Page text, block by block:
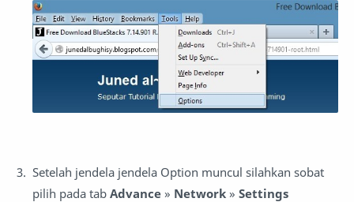
Setelah jendela jendela Option muncul silahkan sobat
pilih pada tab Advance » Network » Settings